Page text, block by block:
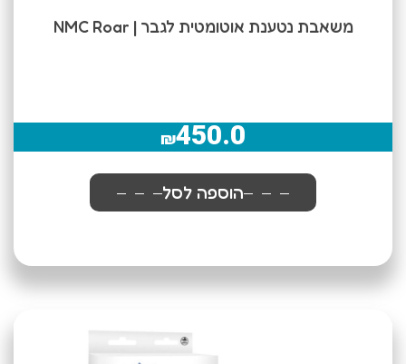
משאבת נטענת אוטומטית לגבר | NMC Roar
₪450.0
הוספה לסל